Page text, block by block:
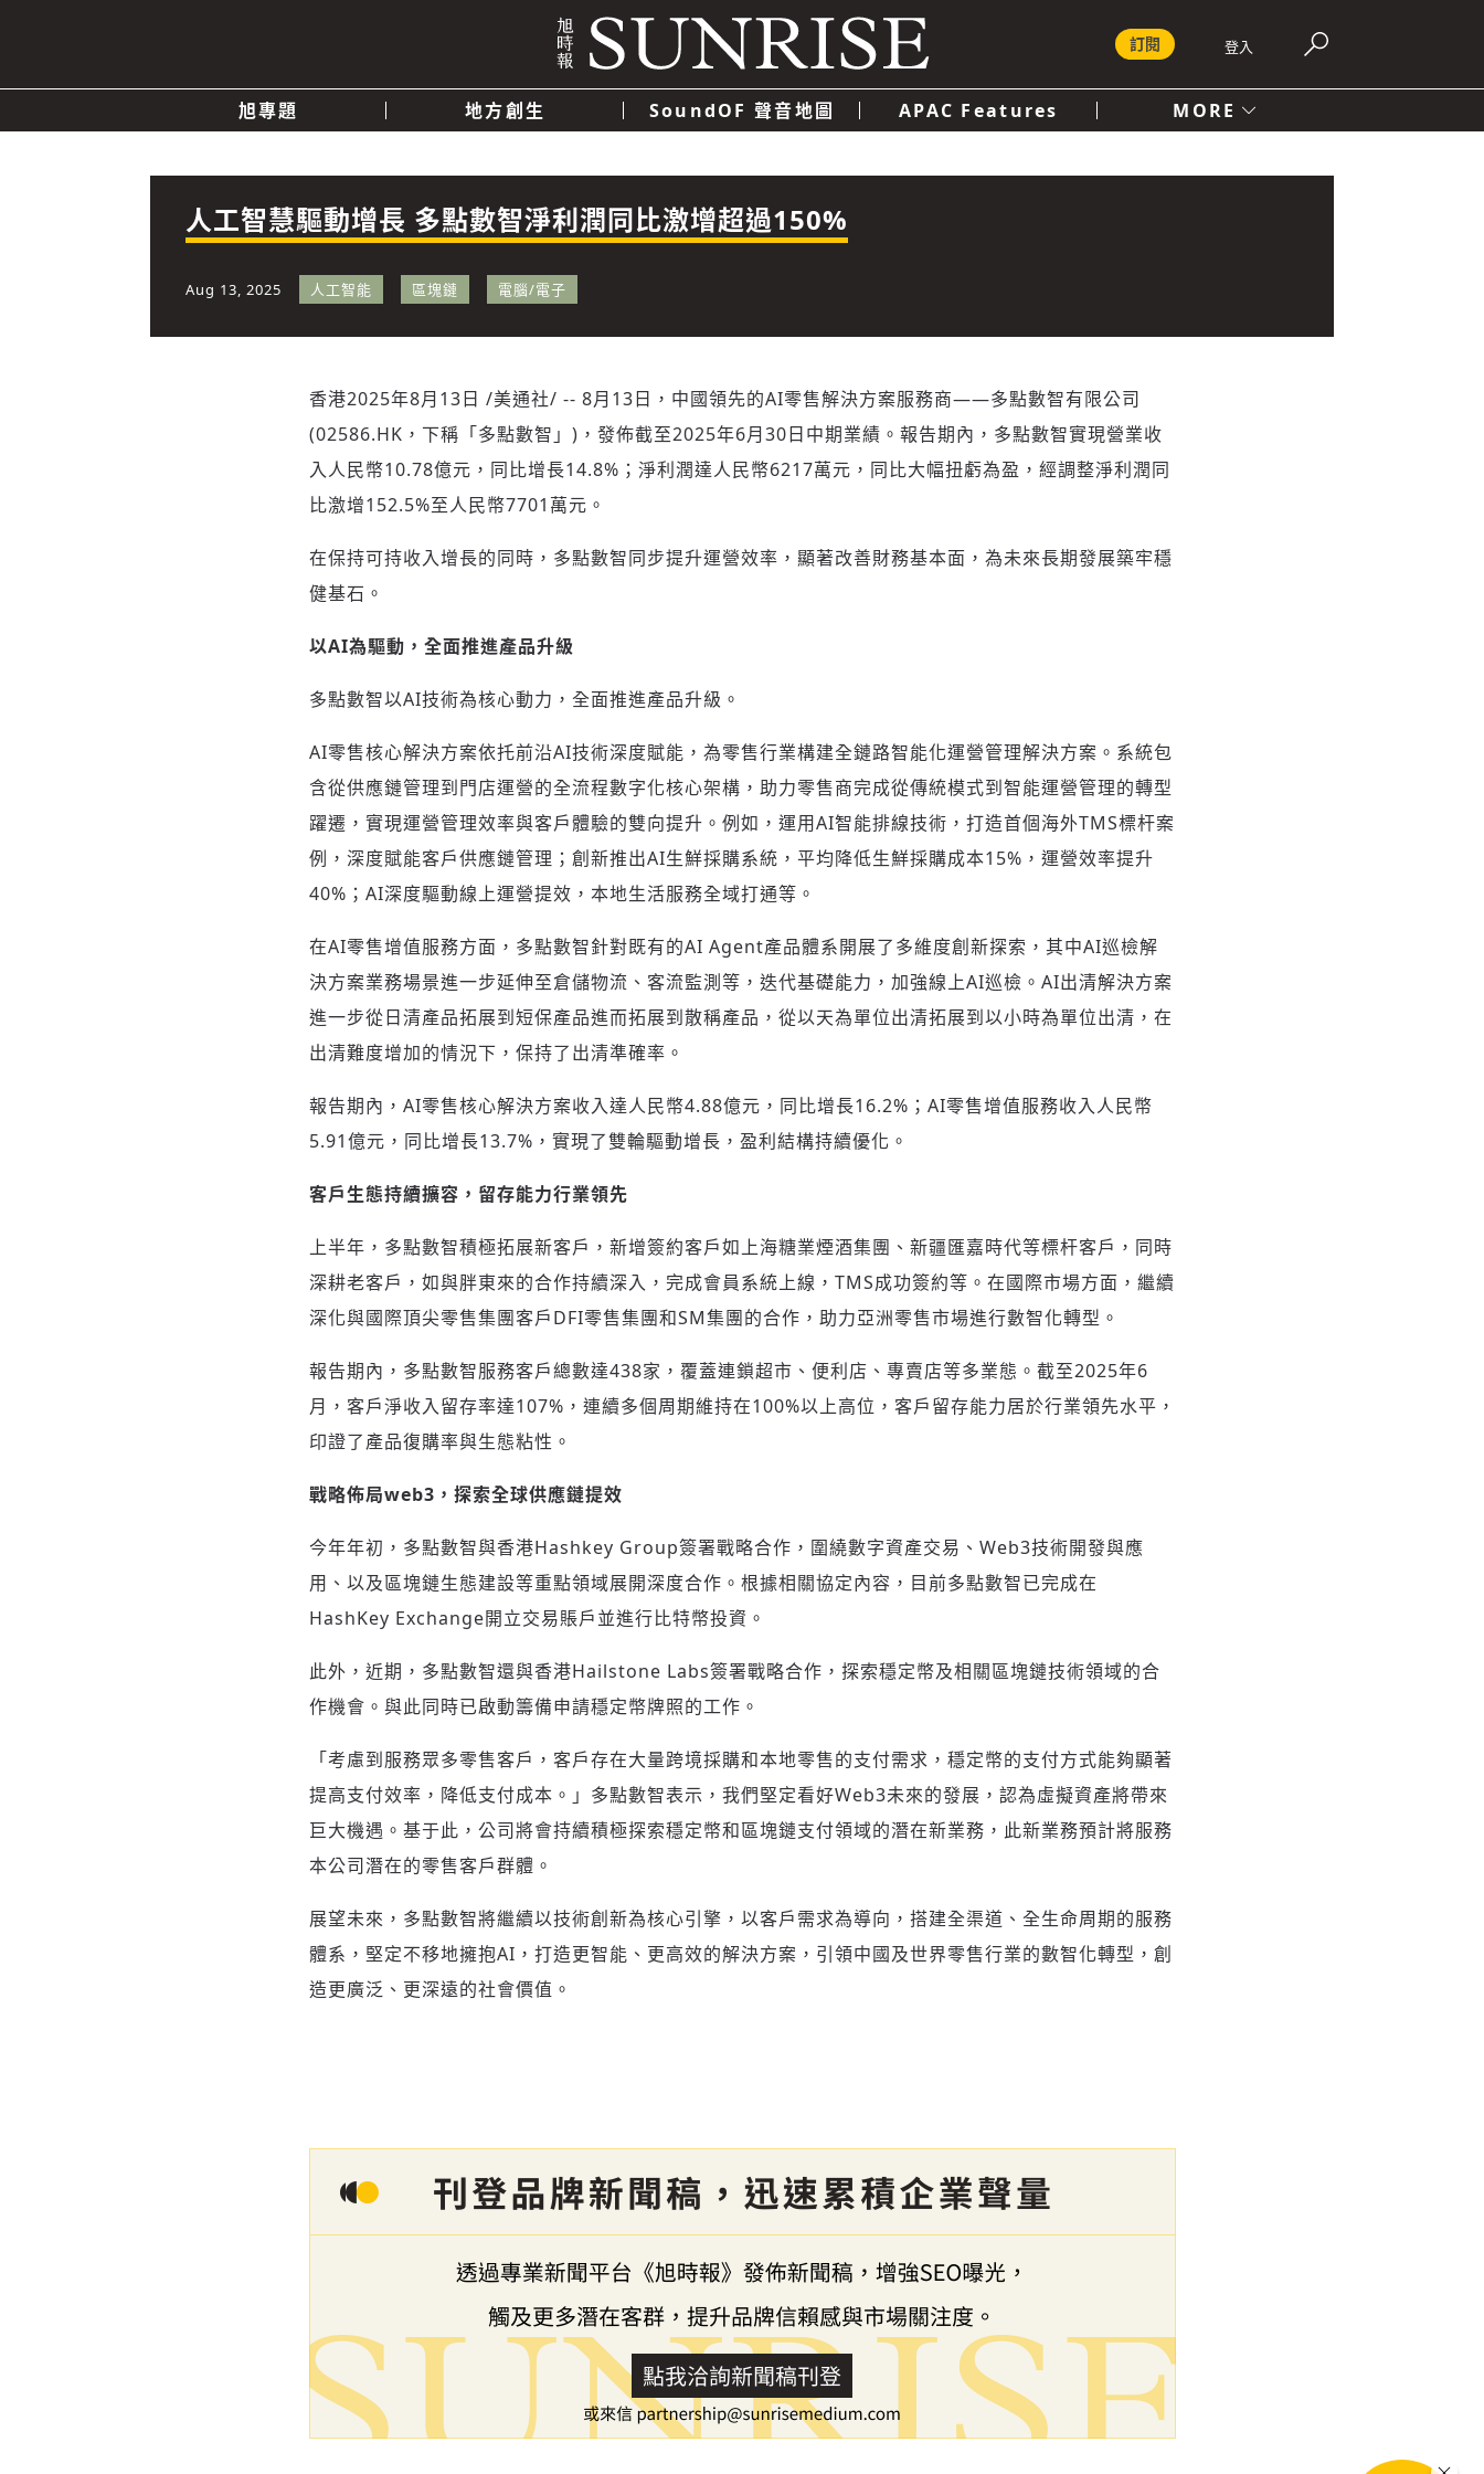
登入
訂閱
旭專題 地方創生 SoundOF 聲音地圖 APAC Features MORE
快速連結
政治 經濟 科技
登入或註冊
掌握國際政經脈動
參與下一波全球科技革命
輸入 Email 驗證碼
(十分鐘內有效)
人工智慧驅動增長 多點數智淨利潤同比激增超過150%
Aug 13, 2025 人工智能 區塊鏈 電腦/電子
香港2025年8月13日 /美通社/ -- 8月13日，中國領先的AI零售解決方案服務商——多點數智有限公司
(02586.HK，下稱「多點數智」)，發佈截至2025年6月30日中期業績。報告期內，多點數智實現營業收
入人民幣10.78億元，同比增長14.8%；淨利潤達人民幣6217萬元，同比大幅扭虧為盈，經調整淨利潤同
比激增152.5%至人民幣7701萬元。
在保持可持收入增長的同時，多點數智同步提升運營效率，顯著改善財務基本面，為未來長期發展築牢穩
健基石。
以AI為驅動，全面推進產品升級
多點數智以AI技術為核心動力，全面推進產品升級。
AI零售核心解決方案依托前沿AI技術深度賦能，為零售行業構建全鏈路智能化運營管理解決方案。系統包
含從供應鏈管理到門店運營的全流程數字化核心架構，助力零售商完成從傳統模式到智能運營管理的轉型
躍遷，實現運營管理效率與客戶體驗的雙向提升。例如，運用AI智能排線技術，打造首個海外TMS標杆案
例，深度賦能客戶供應鏈管理；創新推出AI生鮮採購系統，平均降低生鮮採購成本15%，運營效率提升
40%；AI深度驅動線上運營提效，本地生活服務全域打通等。
在AI零售增值服務方面，多點數智針對既有的AI Agent產品體系開展了多維度創新探索，其中AI巡檢解
決方案業務場景進一步延伸至倉儲物流、客流監測等，迭代基礎能力，加強線上AI巡檢。AI出清解決方案
進一步從日清產品拓展到短保產品進而拓展到散稱產品，從以天為單位出清拓展到以小時為單位出清，在
出清難度增加的情況下，保持了出清準確率。
報告期內，AI零售核心解決方案收入達人民幣4.88億元，同比增長16.2%；AI零售增值服務收入人民幣
5.91億元，同比增長13.7%，實現了雙輪驅動增長，盈利結構持續優化。
客戶生態持續擴容，留存能力行業領先
上半年，多點數智積極拓展新客戶，新增簽約客戶如上海糖業煙酒集團、新疆匯嘉時代等標杆客戶，同時
深耕老客戶，如與胖東來的合作持續深入，完成會員系統上線，TMS成功簽約等。在國際市場方面，繼續
深化與國際頂尖零售集團客戶DFI零售集團和SM集團的合作，助力亞洲零售市場進行數智化轉型。
報告期內，多點數智服務客戶總數達438家，覆蓋連鎖超市、便利店、專賣店等多業態。截至2025年6
月，客戶淨收入留存率達107%，連續多個周期維持在100%以上高位，客戶留存能力居於行業領先水平，
印證了產品復購率與生態粘性。
戰略佈局web3，探索全球供應鏈提效
今年年初，多點數智與香港Hashkey Group簽署戰略合作，圍繞數字資產交易、Web3技術開發與應
用、以及區塊鏈生態建設等重點領域展開深度合作。根據相關協定內容，目前多點數智已完成在
HashKey Exchange開立交易賬戶並進行比特幣投資。
此外，近期，多點數智還與香港Hailstone Labs簽署戰略合作，探索穩定幣及相關區塊鏈技術領域的合
作機會。與此同時已啟動籌備申請穩定幣牌照的工作。
「考慮到服務眾多零售客戶，客戶存在大量跨境採購和本地零售的支付需求，穩定幣的支付方式能夠顯著
提高支付效率，降低支付成本。」多點數智表示，我們堅定看好Web3未來的發展，認為虛擬資產將帶來
巨大機遇。基于此，公司將會持續積極探索穩定幣和區塊鏈支付領域的潛在新業務，此新業務預計將服務
本公司潛在的零售客戶群體。
展望未來，多點數智將繼續以技術創新為核心引擎，以客戶需求為導向，搭建全渠道、全生命周期的服務
體系，堅定不移地擁抱AI，打造更智能、更高效的解決方案，引領中國及世界零售行業的數智化轉型，創
造更廣泛、更深遠的社會價值。